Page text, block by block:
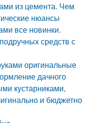
из цемента. Чем
нюансы
все новинки.
средств с
оригинальные
дачного
кустарниками,
и бюджетно